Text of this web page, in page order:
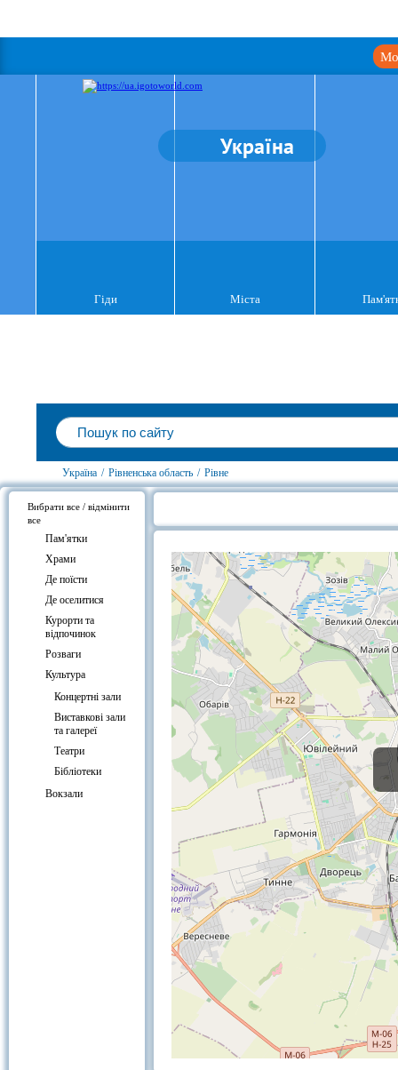
Україна
Гіди Міста
Україна / Рівненська область / Рівне
Вибрати все / відмінити
все
Пам'ятки
Храми
Де поїсти
Де оселитися
Курорти та
відпочинок
Розваги
Культура
Концертні зали
Виставкові зали
та галереї
Театри
Бібліотеки
Вокзали